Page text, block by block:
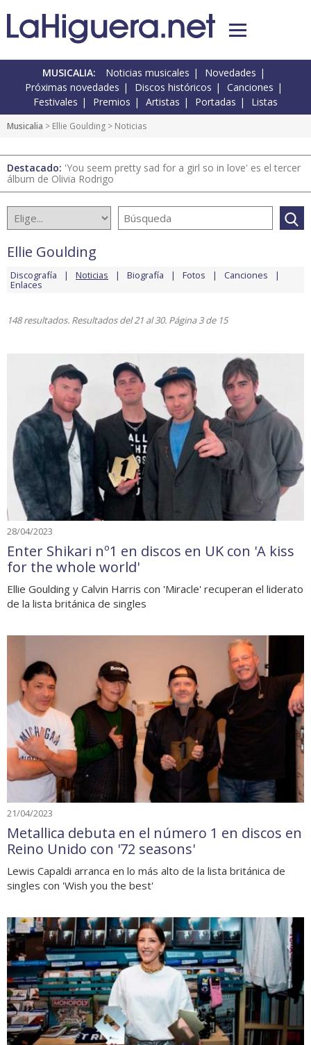
MUSICALIA: Noticias musicales
Novedades
Próximas novedades
Discos históricos
Canciones
Festivales
Premios Artistas Portadas Listas
Musicalia > Ellie Goulding > Noticias
Destacado: 'You seem pretty sad for a girl so in love' es el tercer
álbum de Olivia Rodrigo
Ellie Goulding
Discografía Noticias Biografía Fotos Canciones
Enlaces
148 resultados. Resultados del 21 al 30. Página 3 de 15
28/04/2023
Enter Shikari nº1 en discos en UK con 'A kiss
for the whole world'
Ellie Goulding y Calvin Harris con 'Miracle' recuperan el liderato
de la lista británica de singles
21/04/2023
Metallica debuta en el número 1 en discos en
Reino Unido con '72 seasons'
Lewis Capaldi arranca en lo más alto de la lista británica de
singles con 'Wish you the best'